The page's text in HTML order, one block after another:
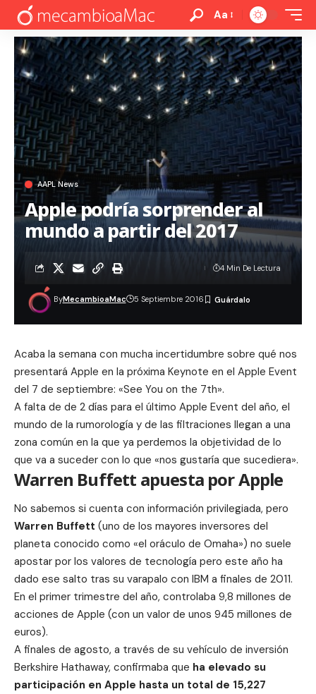
Aa
AAPL News
Apple podría sorprender al
mundo a partir del 2017
ByMecambioaMac 5 Septiembre 2016
4 Min De Lectura
Acaba la semana con mucha incertidumbre sobre qué nos
presentará Apple en la próxima Keynote en el Apple Event
del 7 de septiembre: «See You on the 7th».
A falta de de 2 días para el último Apple Event del año, el
mundo de la rumorología y de las filtraciones llegan a una
zona común en la que ya perdemos la objetividad de lo
que va a suceder con lo que «nos gustaría que sucediera».
Warren Buffett apuesta por Apple
No sabemos si cuenta con información privilegiada, pero
Warren Buffett (uno de los mayores inversores del
planeta conocido como «el oráculo de Omaha») no suele
apostar por los valores de tecnología pero este año ha
dado ese salto tras su varapalo con IBM a finales de 2011.
En el primer trimestre del año, controlaba 9,8 millones de
acciones de Apple (con un valor de unos 945 millones de
euros).
A finales de agosto, a través de su vehículo de inversión
Berkshire Hathaway, confirmaba que ha elevado su
participación en Apple hasta un total de 15,227